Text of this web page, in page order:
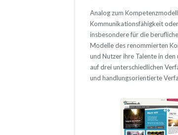
Analog zum
Kommunikationsfähigkeit
insbesondere für die
Modelle des renommierten
und Nutzer ihre Talente in
auf drei unterschiedlichen
und handlungsorientierte